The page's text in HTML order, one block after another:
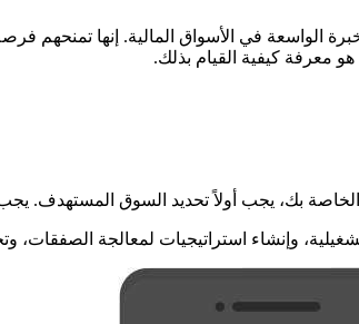
الواسعة في الأسواق المالية. إنها تمنحهم
كيفية القيام بذلك.
بك، يجب أولاً تحديد السوق المستهدف. يجب
وإنشاء استراتيجيات لمعالجة الصفقات،